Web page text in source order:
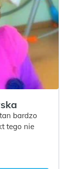
bardzo
tego nie